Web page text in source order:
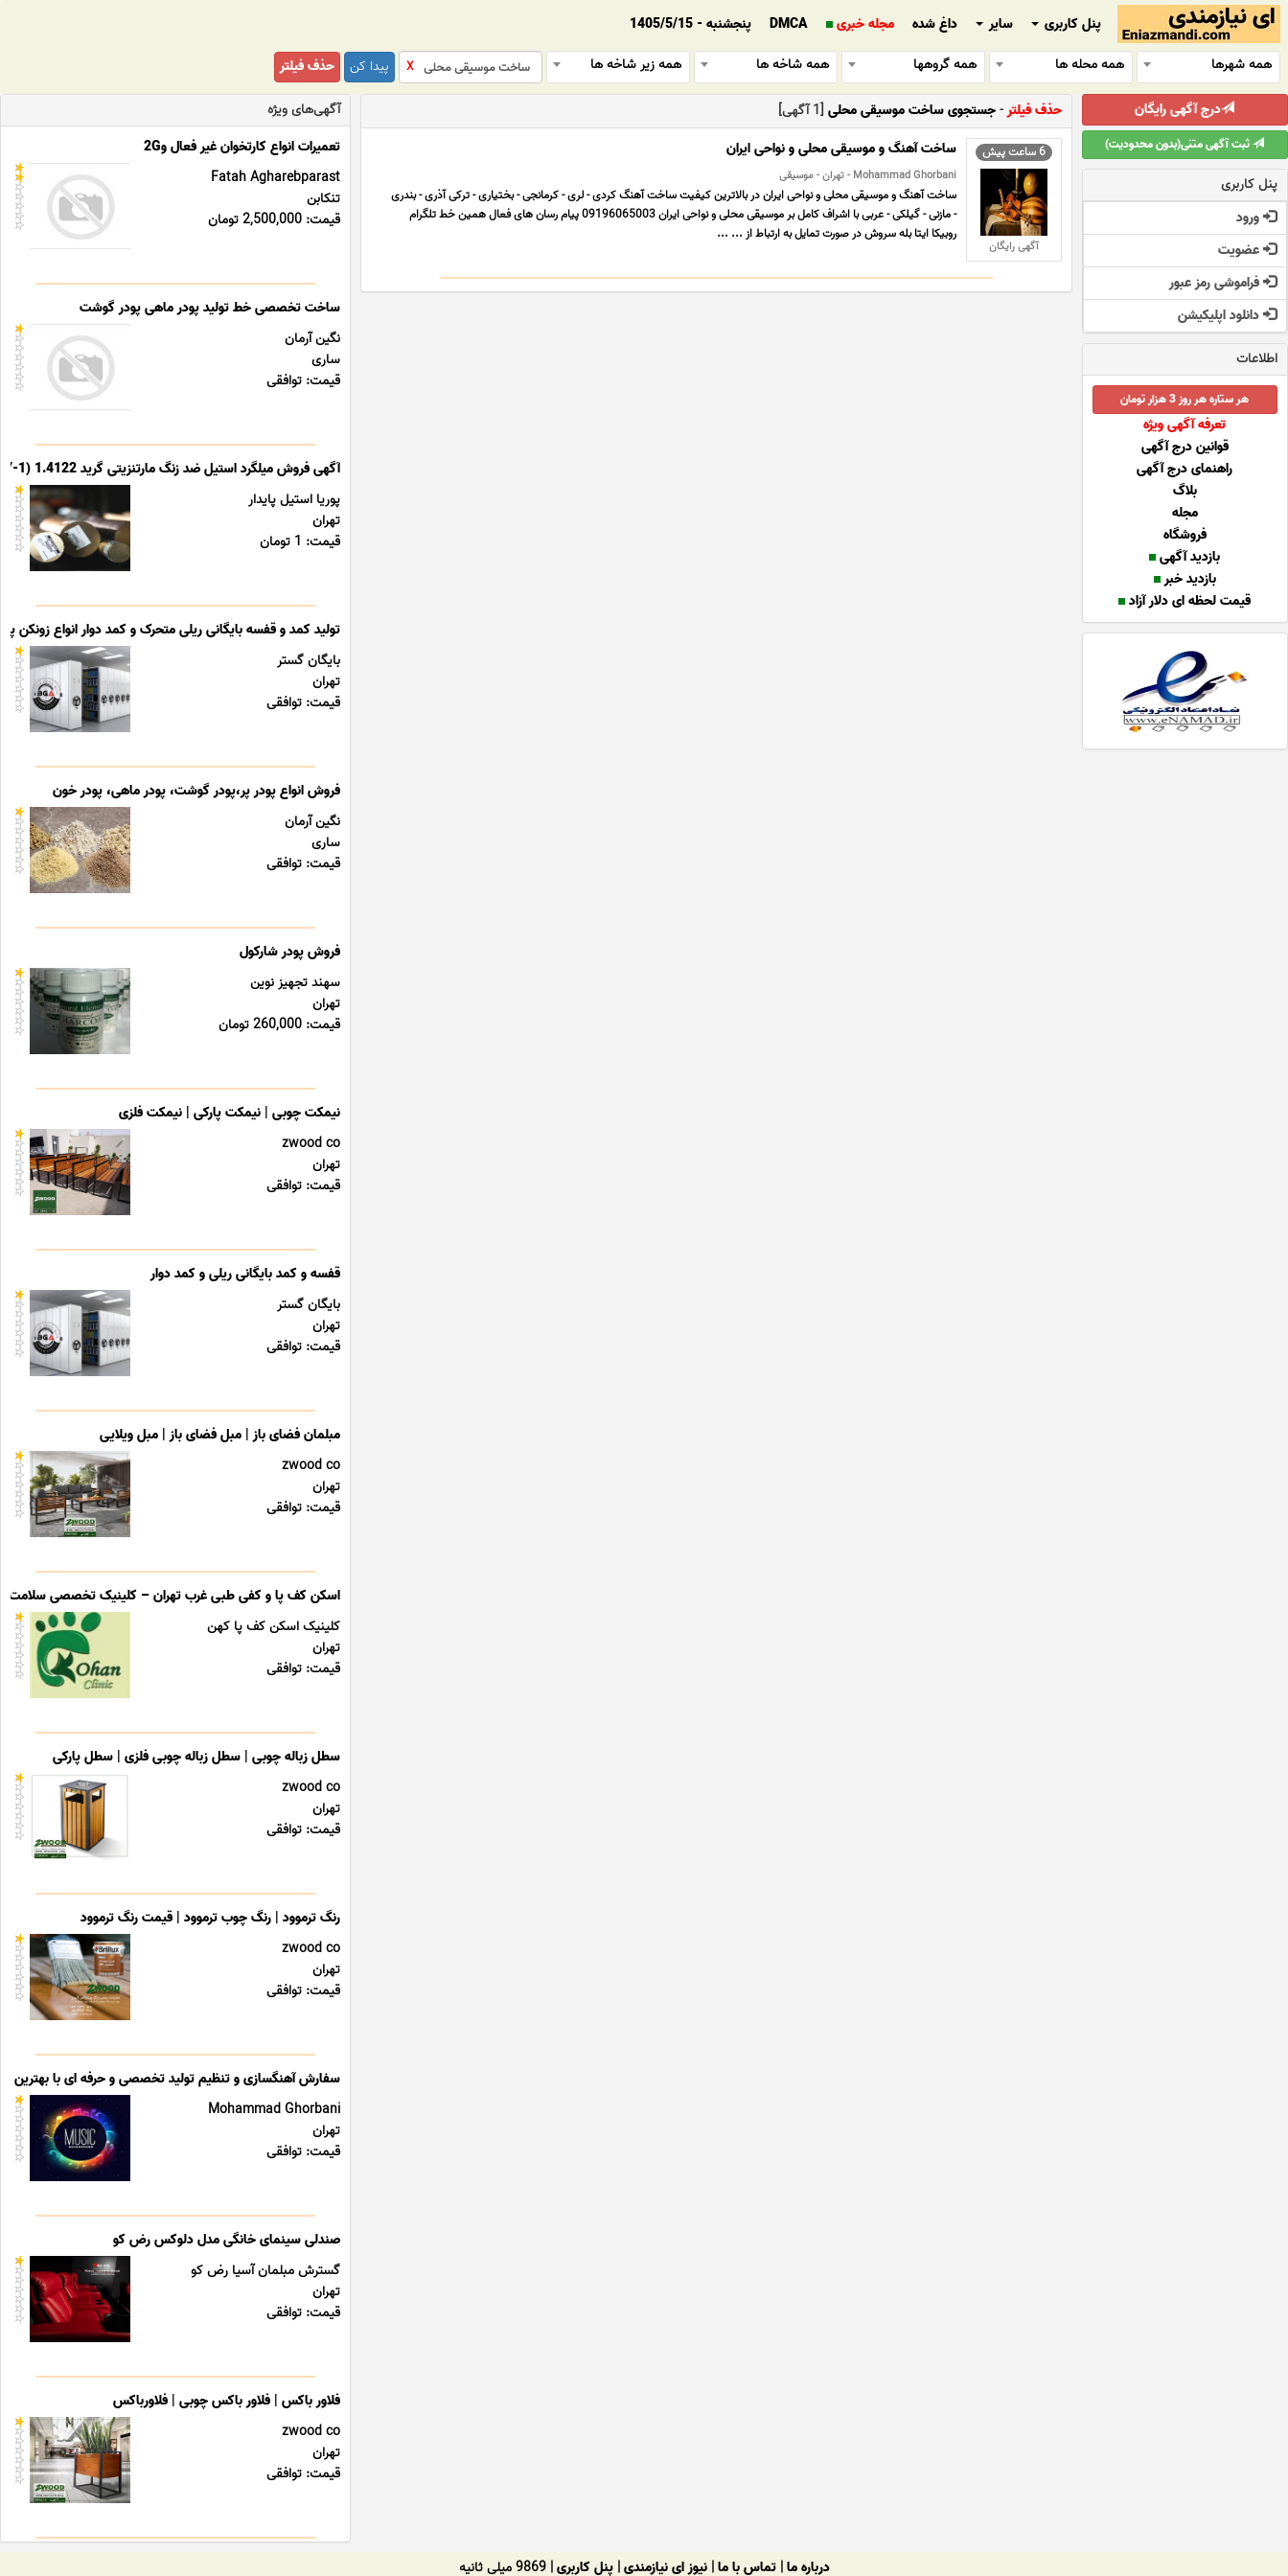
پنل کاربری سایر داغ شده مجله خبری DMCA
پنجشنبه - 1405/5/15
همه شهرها
همه محله ها همه گروهها همه شاخه ها همه زیر شاخه ها X پیدا کن
حذف فیلتر
حذف فیلتر-جستجوی ساخت موسیقی محلی [1 آگهی]
6 ساعت پیش
آگهی رایگان
ساخت آهنگ و موسیقی محلی و نواحی ایران
Mohammad Ghorbani - تهران - موسیقی
ساخت آهنگ و موسیقی محلی و نواحی ایران در بالاترین کیفیت ساخت آهنگ کردی - لری - کرمانجی - بختیاری - ترکی آذری - بندری
- مازنی - گیلکی - عربی با اشراف کامل بر موسیقی محلی و نواحی ایران 09196065003 پیام رسان های فعال همین خط تلگرام
روبیکا ایتا بله سروش در صورت تمایل به ارتباط از ... ...
آگهی‌های ویژه
تعمیرات انواع کارتخوان غیر فعال و2G
Fatah Agharebparast
تنکابن
قیمت: 2,500,000 تومان
ساخت تخصصی خط تولید پودر ماهی پودر گوشت
نگین آرمان
ساری
قیمت: توافقی
آگهی فروش میلگرد استیل ضد زنگ مارتنزیتی گرید 1.4122 (X39CrMo17-1)
پوریا استیل پایدار
تهران
قیمت: 1 تومان
تولید کمد و قفسه بایگانی ریلی متحرک و کمد دوار انواع زونکن
بایگان گستر
تهران
قیمت: توافقی
فروش انواع پودر پر،پودر گوشت، پودر ماهی، پودر خون
نگین آرمان
ساری
قیمت: توافقی
فروش پودر شارکول
سهند تجهیز نوین
تهران
قیمت: 260,000 تومان
نیمکت چوبی | نیمکت پارکی | نیمکت فلزی
zwood co
تهران
قیمت: توافقی
قفسه و کمد بایگانی ریلی و کمد دوار
بایگان گستر
تهران
قیمت: توافقی
مبلمان فضای باز | مبل فضای باز | مبل ویلایی
zwood co
تهران
قیمت: توافقی
اسکن کف پا و کفی طبی غرب تهران – کلینیک تخصصی سلامت
کلینیک اسکن کف پا کهن
تهران
قیمت: توافقی
سطل زباله چوبی | سطل زباله چوبی فلزی | سطل پارکی
zwood co
تهران
قیمت: توافقی
رنگ ترموود | رنگ چوب ترموود | قیمت رنگ ترموود
zwood co
تهران
قیمت: توافقی
سفارش آهنگسازی و تنظیم تولید تخصصی و حرفه ای با بهترین
Mohammad Ghorbani
تهران
قیمت: توافقی
صندلی سینمای خانگی مدل دلوکس رض کو
گسترش مبلمان آسیا رض کو
تهران
قیمت: توافقی
فلاور باکس | فلاور باکس چوبی | فلاورباکس
zwood co
تهران
قیمت: توافقی
درج آگهی رایگان
ثبت آگهی متنی(بدون محدودیت)
پنل کاربری
ورود
عضویت
فراموشی رمز عبور
دانلود اپلیکیشن
اطلاعات
هر ستاره هر روز 3 هزار تومان
تعرفه آگهی ویژه
قوانین درج آگهی
راهنمای درج آگهی
بلاگ
مجله
فروشگاه
بازدید آگهی
بازدید خبر
قیمت لحظه ای دلار آزاد
درباره ما|تماس با ما|نیوز ای نیازمندی|پنل کاربری| 9869 میلی ثانیه